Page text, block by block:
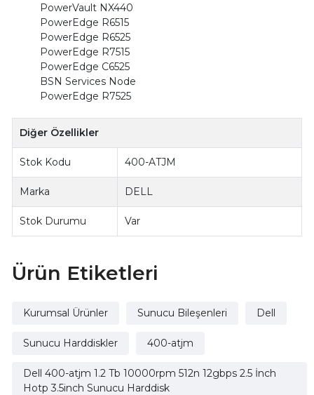
PowerVault NX440
PowerEdge R6515
PowerEdge R6525
PowerEdge R7515
PowerEdge C6525
BSN Services Node
PowerEdge R7525
Diğer Özellikler
Stok Kodu 400-ATJM
Marka DELL
Stok Durumu Var
Ürün Etiketleri
Kurumsal Ürünler Sunucu Bileşenleri Dell
Sunucu Harddiskler 400-atjm
Dell 400-atjm 1.2 Tb 10000rpm 512n 12gbps 2.5 İnch
Hotp 3.5inch Sunucu Harddisk